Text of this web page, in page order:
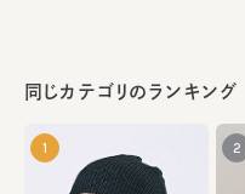
同じカテゴリのランキング
1 2